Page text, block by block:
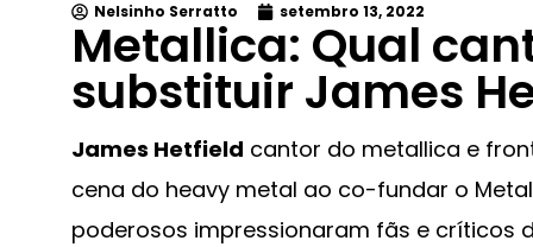
Nelsinho Serratto setembro 13, 2022
Metallica: Qual
substituir James
James Hetfield cantor do metallica e
cena do heavy metal ao co-fundar o
poderosos impressionaram fãs e críticos